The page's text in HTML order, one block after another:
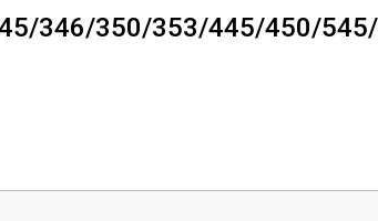
346/350/353/445/450/